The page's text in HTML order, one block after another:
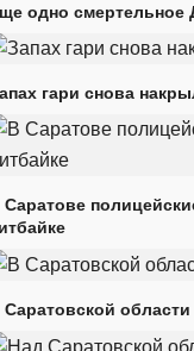
одно смертельное
гари снова
Саратове
Саратовской